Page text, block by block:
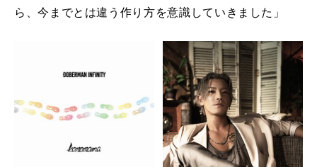
ら、今までとは違う作り方を意識していきました」